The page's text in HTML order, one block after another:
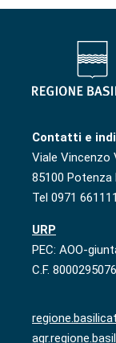
Contatti e
Viale Vincenzo
85100 Potenza
Tel 0971 661111
URP
PEC: AOO-
C.F.